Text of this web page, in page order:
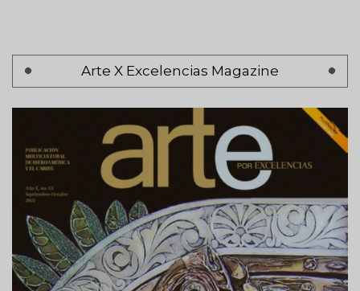
Arte X Excelencias Magazine
Pagination
page
Siguiente >